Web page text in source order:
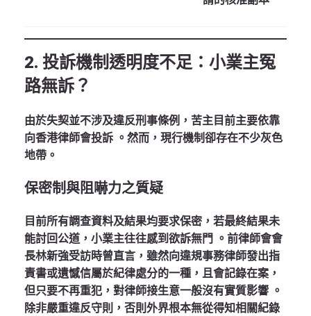
2. 投訴機制透明度不足：小業主冤
路無訴？
由於失契並不涉及違反刑事條例，苦主目前主要依靠
向香港律師會投訴 。然而，現行機制卻存在不少灰色
地帶。
保密制與阻嚇力之質疑
目前所有調查資料及結果均要求保密，若最終結果未
能討回公道，小業主往往感到欲訴無門 。前律師會會
長林新強受訪時曾直言，雖然向違規事務律師發出指
責書或遺憾信屬於紀律處分的一種，且會記錄在案，
但只要不再重犯，對律師接生意一般沒有實質影響 。
除非嚴重違反守則，否則外界根本無從得知相關紀錄